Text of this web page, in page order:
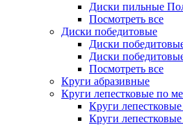
Диски пильные
Посмотреть все
Диски победитовые
Диски
Диски
Посмотреть все
Круги абразивные
Круги лепестковые по
Круги
Круги